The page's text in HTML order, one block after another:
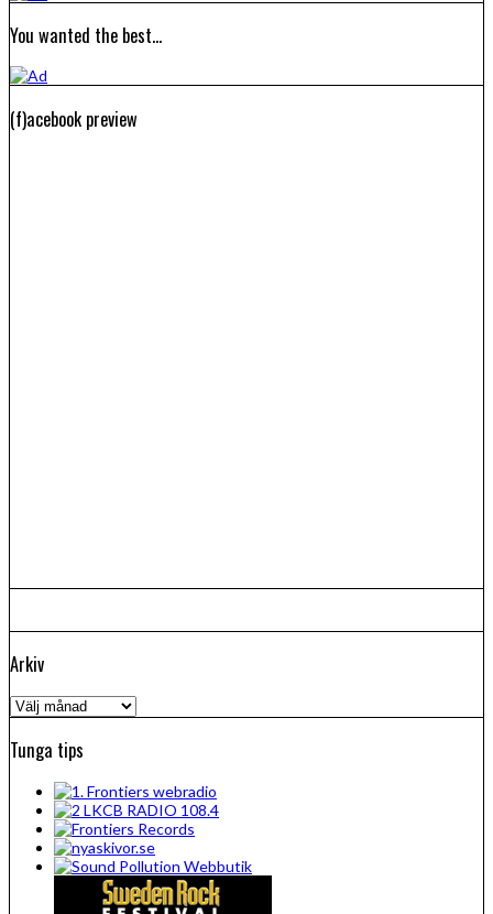
You wanted the best…
(f)acebook preview
Arkiv
Arkiv
Tunga tips